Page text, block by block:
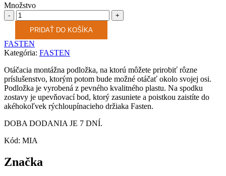
Množstvo
Množstvo
PRIDAŤ DO KOŠÍKA
FASTEN
Kategória: FASTEN
Otáčacia montážna podložka, na ktorú môžete prirobiť rôzne
príslušenstvo, ktorým potom bude možné otáčať okolo svojej osi.
Podložka je vyrobená z pevného kvalitného plastu. Na spodku
zostavy je upevňovací bod, ktorý zasuniete a poistkou zaistíte do
akéhokoľvek rýchloupínacieho držiaka Fasten.
DOBA DODANIA JE 7 DNÍ.
Kód: MIA
Značka